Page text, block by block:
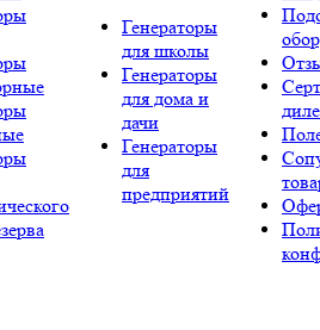
Генераторы
для школы
Генераторы
для дома и
дачи
Генераторы
для
предприятий